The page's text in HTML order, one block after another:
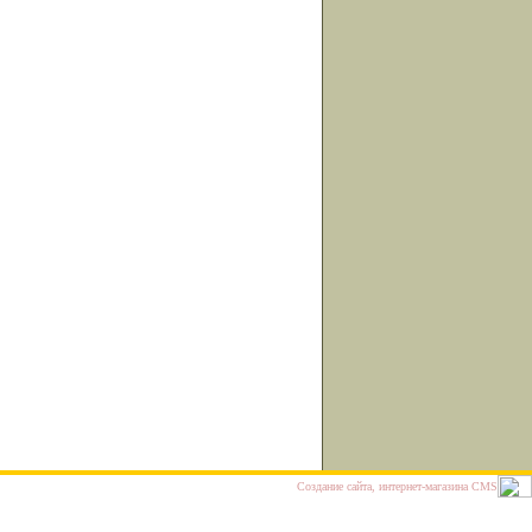
Cоздание сайта, интернет-магазина CMS